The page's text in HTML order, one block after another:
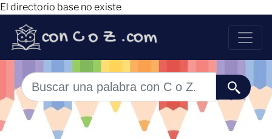
El directorio base no existe